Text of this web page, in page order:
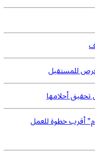
فرص للمستقبل
تحقيق أحلامها
أقرب خطوة للعمل